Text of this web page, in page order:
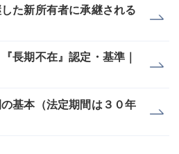
た新所有者に承継される
長期不在』認定・基準｜
基本（法定期間は３０年